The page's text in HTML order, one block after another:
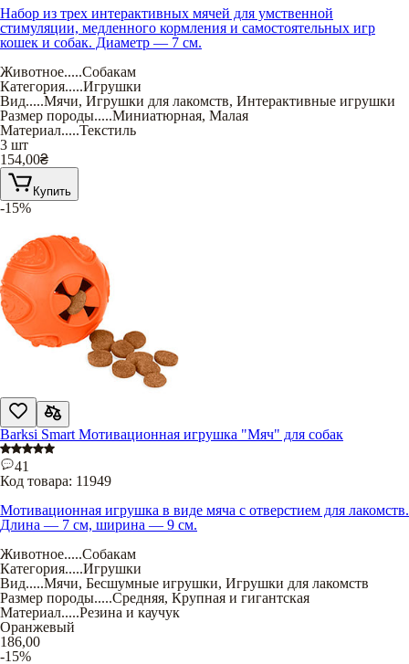
Набор из трех интерактивных мячей для умственной
стимуляции, медленного кормления и самостоятельных игр
кошек и собак. Диаметр — 7 см.
Животное.....Собакам
Категория.....Игрушки
Вид.....Мячи, Игрушки для лакомств, Интерактивные игрушки
Размер породы.....Миниатюрная, Малая
Материал.....Текстиль
3 шт
154,00₴
Купить
-15%
Barksi Smart Мотивационная игрушка "Мяч" для собак
41
Код товара: 11949
Мотивационная игрушка в виде мяча с отверстием для лакомств.
Длина — 7 см, ширина — 9 см.
Животное.....Собакам
Категория.....Игрушки
Вид.....Мячи, Бесшумные игрушки, Игрушки для лакомств
Размер породы.....Средняя, Крупная и гигантская
Материал.....Резина и каучук
Оранжевый
186,00
-15%